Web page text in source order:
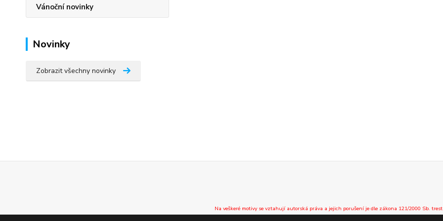
Vánoční novinky
Novinky
Zobrazit všechny novinky
Na veškeré motivy se vztahují autorská práva a jejich porušení je dle zákona 121/2000 Sb.